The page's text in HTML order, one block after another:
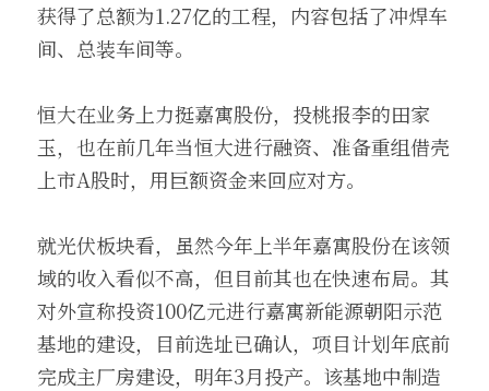
获得了总额为1.27亿的工程，内容包括了冲焊车
间、总装车间等。
恒大在业务上力挺嘉寓股份，投桃报李的田家
玉，也在前几年当恒大进行融资、准备重组借壳
上市A股时，用巨额资金来回应对方。
就光伏板块看，虽然今年上半年嘉寓股份在该领
域的收入看似不高，但目前其也在快速布局。其
对外宣称投资100亿元进行嘉寓新能源朝阳示范
基地的建设，目前选址已确认，项目计划年底前
完成主厂房建设，明年3月投产。该基地中制造